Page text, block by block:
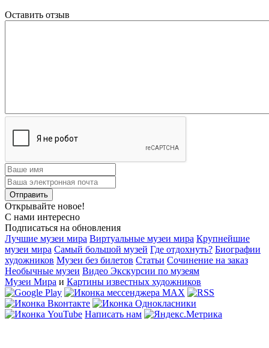
Оставить отзыв
Открывайте новое!
С нами интересно
Подписаться на обновления
Лучшие музеи мира Виртуальные музеи мира Крупнейшие
музеи мира Самый большой музей Где отдохнуть? Биографии
художников Музеи без билетов Статьи Сочинение на заказ
Необычные музеи Видео Экскурсии по музеям
Музеи Мира и Картины известных художников
Написать нам